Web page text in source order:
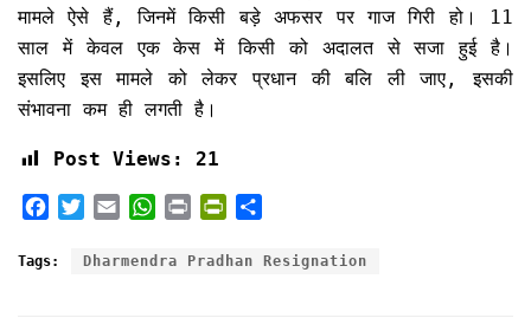
मामले ऐसे हैं, जिनमें किसी बड़े अफसर पर गाज गिरी हो। 11
साल में केवल एक केस में किसी को अदालत से सजा हुई है।
इसलिए इस मामले को लेकर प्रधान की बलि ली जाए, इसकी
संभावना कम ही लगती है।
Post Views: 21
c
i
a
a
i
i
a
Tags: Dharmendra Pradhan Resignation